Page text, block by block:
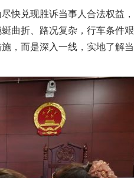
快兑现胜诉当事人合法权益
曲折、路况复杂，行车条件
，而是深入一线，实地了解